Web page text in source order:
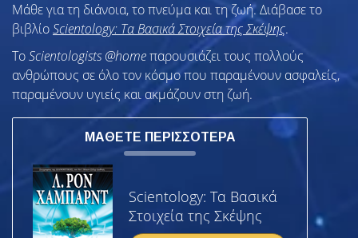
Μάθε για τη διάνοια, το πνεύμα και τη ζωή. Διάβασε το
βιβλίοScientology: Τα Βασικά Στοιχεία της Σκέψης.
ToScientologists @homeπαρουσιάζει τους πολλούς
ανθρώπους σε όλο τον κόσμο που παραμένουν ασφαλείς,
παραμένουν υγιείς και ακμάζουν στη ζωή.
ΜΑΘΕΤΕ ΠΕΡΙΣΣΟΤΕΡΑ
Scientology: Τα Βασικά
Στοιχεία της Σκέψης